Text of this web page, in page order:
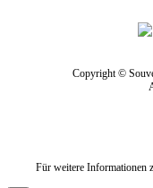
Copyright ©
Für weitere Informationen